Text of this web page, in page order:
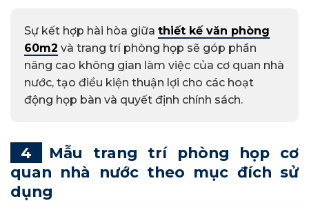
Sự kết hợp hài hòa giữa thiết kế văn phòng
60m2 và trang trí phòng họp sẽ góp phần
nâng cao không gian làm việc của cơ quan nhà
nước, tạo điều kiện thuận lợi cho các hoạt
động họp bàn và quyết định chính sách.
Mẫu trang trí phòng họp cơ
quan nhà nước theo mục đích sử
dụng